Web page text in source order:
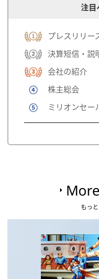
注目
プレスリリー
決算短信・説
会社の紹介
株主総会
ミリオンセー
もっ